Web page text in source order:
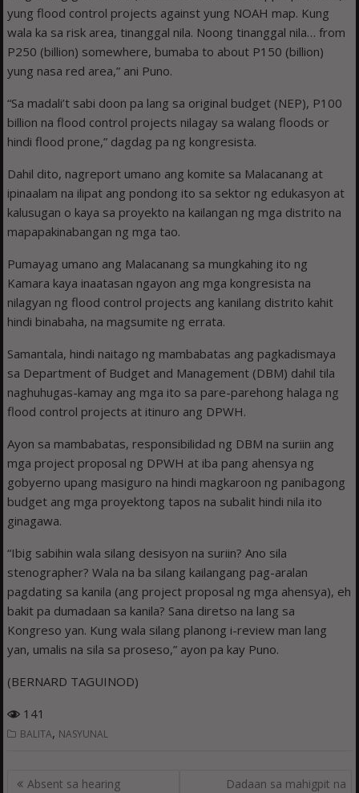
yung flood control projects against yung NOAH map. Kung
wala ka sa risk area, tinanggal nila. Noong tinanggal nila… from
P250 (billion) somewhere, bumaba to about P150 (billion)
yung nasa red area,” ani Puno.
“Sa madali’t sabi doon pa lang sa original budget (NEP), P100
billion na flood control projects nilagay sa walang floods or
hindi flood prone,” dagdag pa ng kongresista.
Dahil dito, nagreport umano ang komite sa Malacanang at
ipinaalam na ilipat ang pondong ito sa sektor ng edukasyon at
kalusugan o kaya sa proyekto na kailangan ng mga distrito na
mapapakinabangan ng mga tao.
Pumayag umano ang Malacanang sa mungkahing ito ng
Kamara kaya inaatasan ngayon ang mga kongresista na
nilagyan ng flood control projects ang kanilang distrito kahit
hindi binabaha, na magsumite ng errata.
Samantala, hindi naitago ng mambabatas ang pagkadismaya
sa Department of Budget and Management (DBM) dahil tila
naghuhugas-kamay ang mga ito sa pare-parehong halaga ng
flood control projects at itinuro ang DPWH.
Ayon sa mambabatas, responsibilidad ng DBM na suriin ang
mga project proposal ng DPWH at iba pang ahensya ng
gobyerno upang masiguro na hindi magkaroon ng panibagong
budget ang mga proyektong tapos na subalit hindi nila ito
ginagawa.
“Ibig sabihin wala silang desisyon na suriin? Ano sila
stenographer? Wala na ba silang kailangang pag-aralan
pagdating sa kanila (ang project proposal ng mga ahensya), eh
bakit pa dumadaan sa kanila? Sana diretso na lang sa
Kongreso yan. Kung wala silang planong i-review man lang
yan, umalis na sila sa proseso,” ayon pa kay Puno.
(BERNARD TAGUINOD)
141
BALITA, NASYUNAL
Post
Absent sa hearing
Dadaan sa mahigpit na